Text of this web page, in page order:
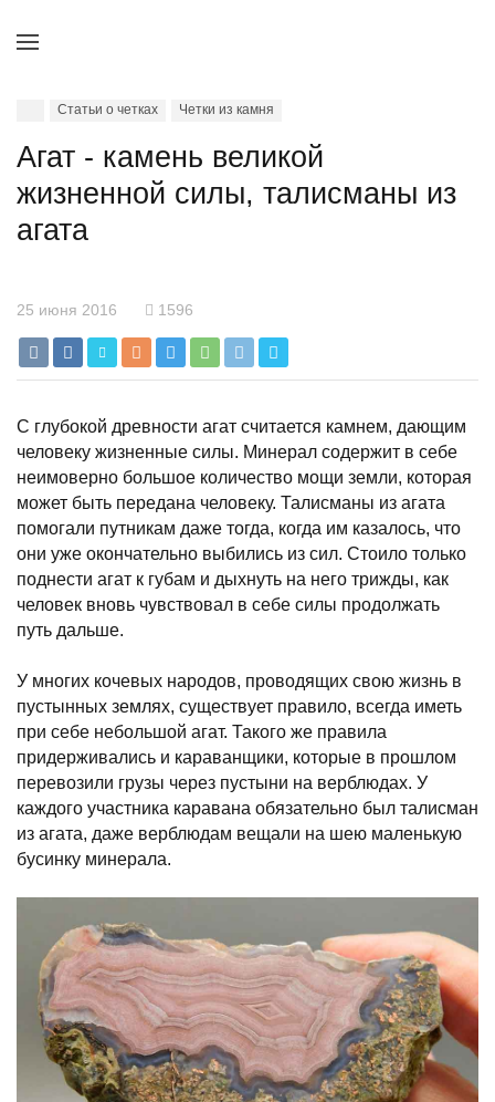
Статьи о четках Четки из камня
Агат - камень великой
жизненной силы, талисманы из
агата
25 июня 2016 1596
С глубокой древности агат считается камнем, дающим
человеку жизненные силы. Минерал содержит в себе
неимоверно большое количество мощи земли, которая
может быть передана человеку. Талисманы из агата
помогали путникам даже тогда, когда им казалось, что
они уже окончательно выбились из сил. Стоило только
поднести агат к губам и дыхнуть на него трижды, как
человек вновь чувствовал в себе силы продолжать
путь дальше.
У многих кочевых народов, проводящих свою жизнь в
пустынных землях, существует правило, всегда иметь
при себе небольшой агат. Такого же правила
придерживались и караванщики, которые в прошлом
перевозили грузы через пустыни на верблюдах. У
каждого участника каравана обязательно был талисман
из агата, даже верблюдам вещали на шею маленькую
бусинку минерала.